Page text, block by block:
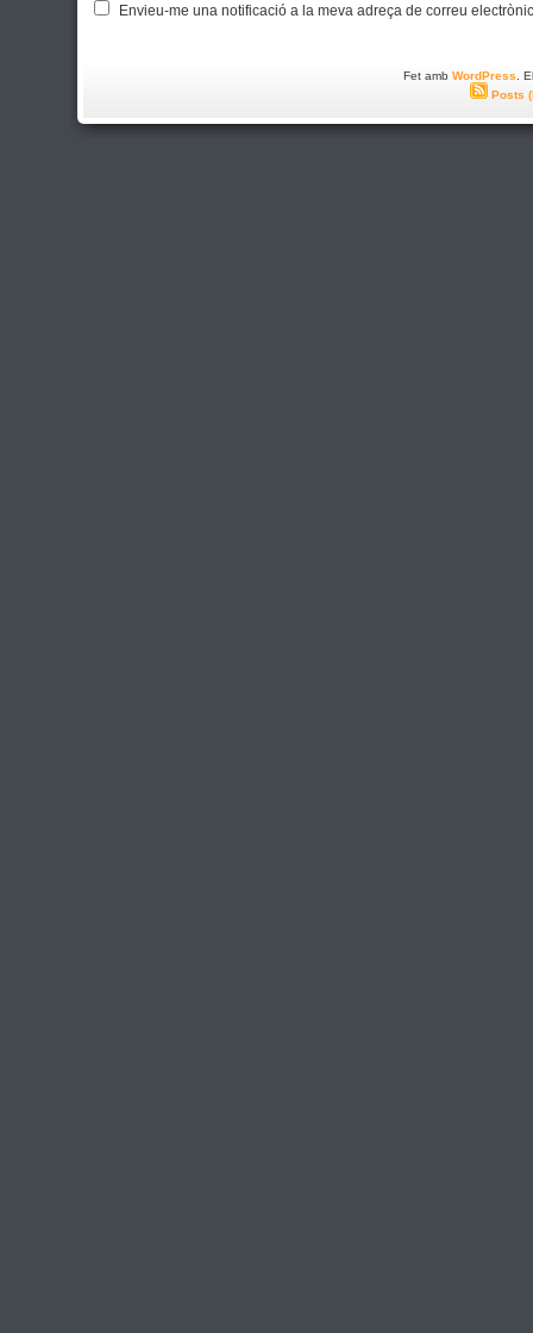
Envieu-me una notificació a la meva adreça de correu
Fet amb WordPress .
Posts